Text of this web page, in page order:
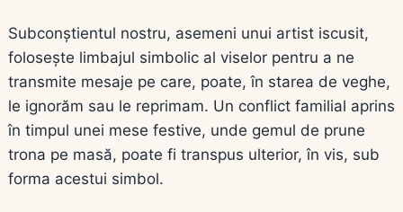
Subconștientul nostru, asemeni unui artist iscusit,
folosește limbajul simbolic al viselor pentru a ne
transmite mesaje pe care, poate, în starea de veghe,
le ignorăm sau le reprimam. Un conflict familial aprins
în timpul unei mese festive, unde gemul de prune
trona pe masă, poate fi transpus ulterior, în vis, sub
forma acestui simbol.